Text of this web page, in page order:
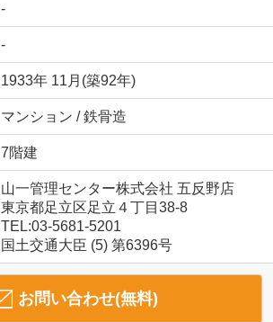
-
-
1933年 11月(築92年)
マンション / 鉄骨造
7階建
山一管理センター株式会社 五反野店
東京都足立区足立４丁目38-8
TEL:03-5681-5201
国土交通大臣 (5) 第6396号
お問い合わせ(無料)